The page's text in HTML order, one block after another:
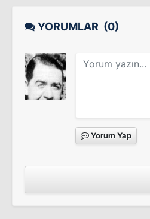
YORUMLAR (0)
Yorum Yap